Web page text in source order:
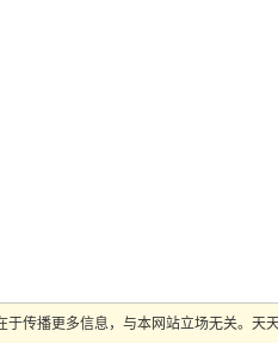
传播更多信息，与本网站立场无关。